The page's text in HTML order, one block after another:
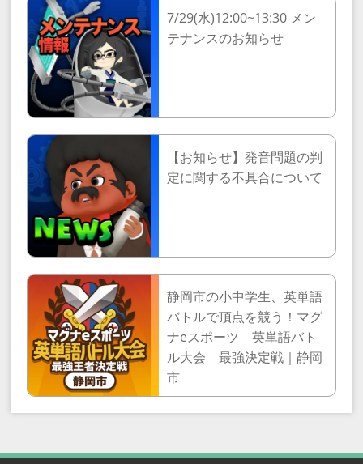
7/29(水)12:00~13:30 メン
テナンスのお知らせ
【お知らせ】発音問題の判
定に関する不具合について
静岡市の小中学生、英単語
バトルで頂点を競う！マグ
ナeスポーツ 英単語バト
ル大会 最強決定戦｜静岡
市